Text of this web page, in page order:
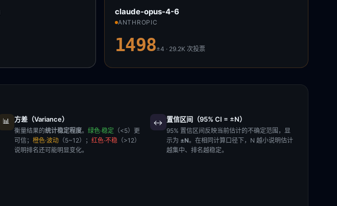
claude-opus-4-6
ANTHROPIC
1498±4 · 29.2K次投票
📊 方差（Variance）
衡量结果的统计稳定程度。 绿色·稳定 （<5）更
可信； 橙色·波动 （5~12）； 红色·不稳 （>12）
说明排名还可能明显变化。
↔️ 置信区间（95% CI = ±N）
95% 置信区间反映当前估计的不确定范围，显
示为 ±N。在相同计算口径下，N 越小说明估计
越集中、排名越稳定。